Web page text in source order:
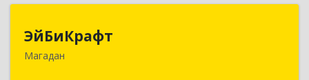
ЭйБиКрафт
Магадан
685000, Магаданская обл, Магадан г, Полярная